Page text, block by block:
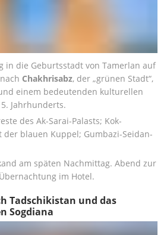
in die Geburtsstadt von Tamerlan auf
Chakhrisabz, der „grünen Stadt“,
einem bedeutenden kulturellen
Jahrhunderts.
des Ak-Sarai-Palasts; Kok-
der blauen Kuppel; Gumbazi-Seidan-
am späten Nachmittag. Abend zur
im Hotel.
Tadschikistan und das
Sogdiana